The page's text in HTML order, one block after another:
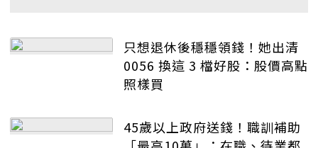
只想退休後穩穩領錢！她出清
0056 換這 3 檔好股：股價高點
照樣買
45歲以上政府送錢！職訓補助